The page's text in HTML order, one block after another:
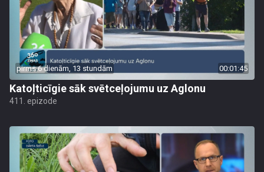
pirms 6 dienām, 13 stundām 00:01:45
Katoļticīgie sāk svētceļojumu uz Aglonu
411. epizode